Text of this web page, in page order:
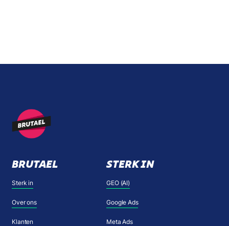
BRUTAEL
Sterk in
Over ons
Klanten
STERK IN
GEO (AI)
Google Ads
Meta Ads